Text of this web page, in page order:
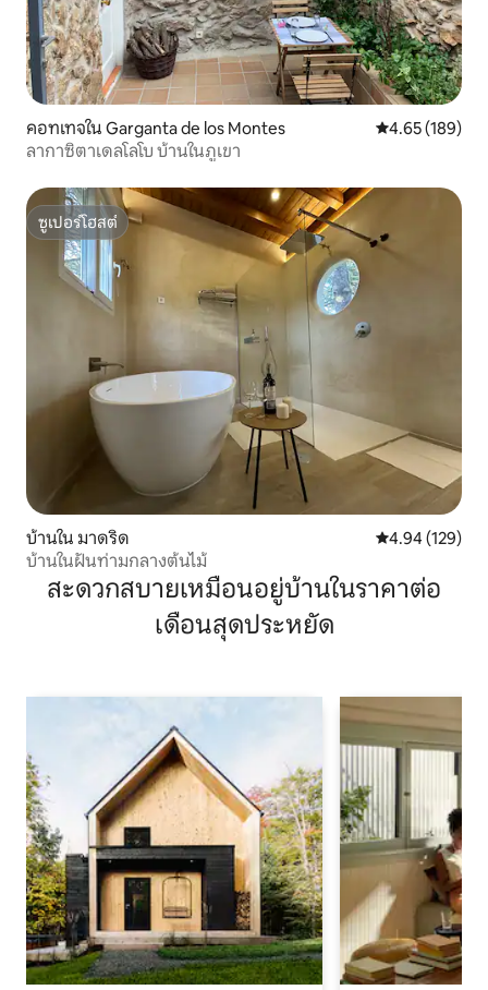
คอทเทจใน Garganta de los Montes คะแนนเฉลี่ย
4.65 (189)
ลากาซิตาเดลโลโบ บ้านในภูเขา
ซูเปอร์โฮสต์
ซูเปอร์โฮสต์
บ้านใน มาดริด คะแนนเฉลี่ย
4.94 (129)
บ้านในฝันท่ามกลางต้นไม้
สะดวกสบายเหมือนอยู่บ้านในราคาต่อ
เดือนสุดประหยัด